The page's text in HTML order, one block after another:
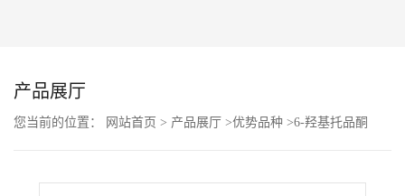
动
产品展厅
您当前的位置： 网站首页 > 产品展厅 >优势品种 >6-羟基托品酮